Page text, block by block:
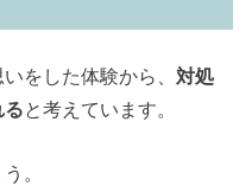
をした体験から、対処
ると考えています。
。